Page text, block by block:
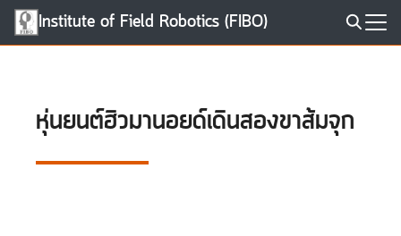
Skip
Institute of Field Robotics (FIBO)
หุ่นยนต์ฮิวมานอยด์เดินสองขาส้มจุก